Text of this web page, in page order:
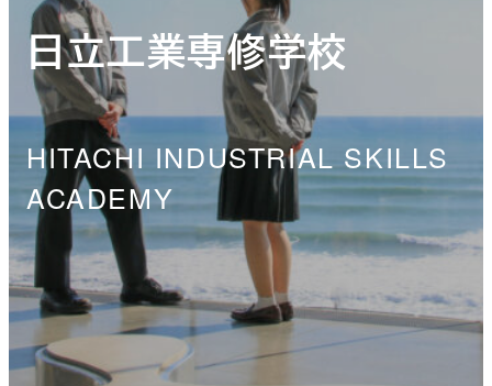
日立工業専修学校
HITACHI INDUSTRIAL SKILLS
ACADEMY